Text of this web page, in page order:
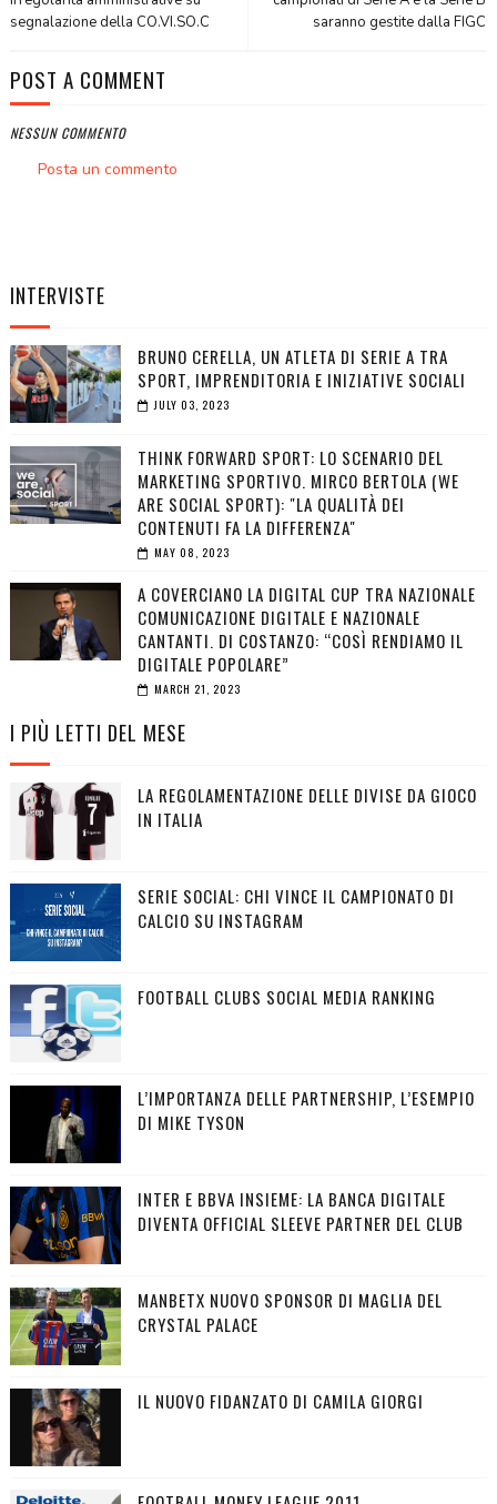
saranno gestite dalla FIGC
segnalazione della CO.VI.SO.C
POST A COMMENT
NESSUN COMMENTO
Posta un commento
INTERVISTE
BRUNO CERELLA, UN ATLETA DI SERIE A TRA
SPORT, IMPRENDITORIA E INIZIATIVE SOCIALI
JULY 03, 2023
THINK FORWARD SPORT: LO SCENARIO DEL
MARKETING SPORTIVO. MIRCO BERTOLA (WE
ARE SOCIAL SPORT): "LA QUALITÀ DEI
CONTENUTI FA LA DIFFERENZA"
MAY 08, 2023
A COVERCIANO LA DIGITAL CUP TRA NAZIONALE
COMUNICAZIONE DIGITALE E NAZIONALE
CANTANTI. DI COSTANZO: “COSÌ RENDIAMO IL
DIGITALE POPOLARE”
MARCH 21, 2023
I PIÙ LETTI DEL MESE
LA REGOLAMENTAZIONE DELLE DIVISE DA GIOCO
IN ITALIA
SERIE SOCIAL: CHI VINCE IL CAMPIONATO DI
CALCIO SU INSTAGRAM
FOOTBALL CLUBS SOCIAL MEDIA RANKING
L’IMPORTANZA DELLE PARTNERSHIP, L’ESEMPIO
DI MIKE TYSON
INTER E BBVA INSIEME: LA BANCA DIGITALE
DIVENTA OFFICIAL SLEEVE PARTNER DEL CLUB
MANBETX NUOVO SPONSOR DI MAGLIA DEL
CRYSTAL PALACE
IL NUOVO FIDANZATO DI CAMILA GIORGI